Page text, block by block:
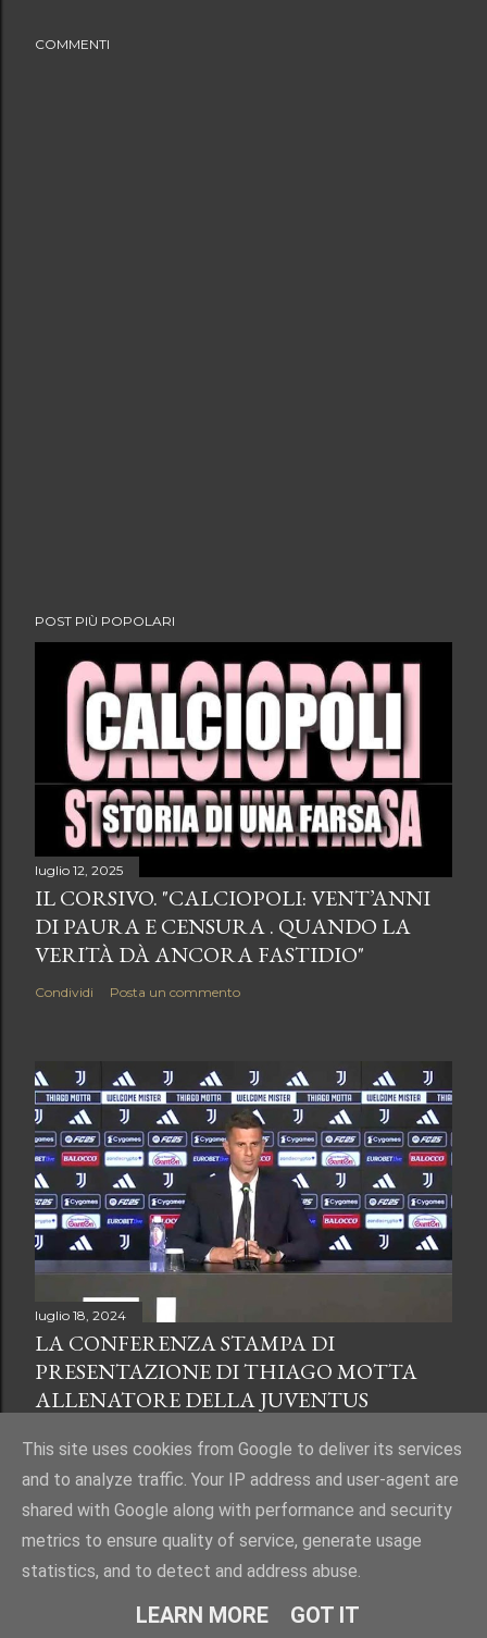
COMMENTI
POST PIÙ POPOLARI
luglio 12, 2025
IL CORSIVO. "CALCIOPOLI: VENT’ANNI
DI PAURA E CENSURA . QUANDO LA
VERITÀ DÀ ANCORA FASTIDIO"
Condividi Posta un commento
luglio 18, 2024
LA CONFERENZA STAMPA DI
PRESENTAZIONE DI THIAGO MOTTA
ALLENATORE DELLA JUVENTUS
Powered by Blogger
This site uses cookies from Google to deliver its services
and to analyze traffic. Your IP address and user-agent are
shared with Google along with performance and security
metrics to ensure quality of service, generate usage
statistics, and to detect and address abuse.
LEARN MORE GOT IT